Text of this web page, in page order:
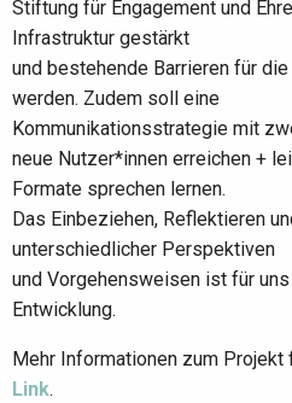
Stiftung für Engagement und
Infrastruktur gestärkt
und bestehende Barrieren für
werden. Zudem soll eine
Kommunikationsstrategie mit
neue Nutzer*innen erreichen +
Formate sprechen lernen.
Das Einbeziehen, Reflektieren
unterschiedlicher Perspektiven
und Vorgehensweisen ist für
Entwicklung.
Mehr Informationen zum
Link.